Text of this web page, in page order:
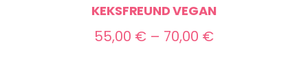
KEKSFREUND VEGAN
55,00 € – 70,00 €Preisspanne: